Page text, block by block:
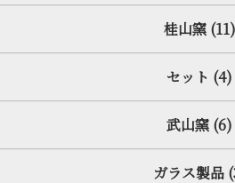
桂山窯 (11)
セット (4)
武山窯 (6)
ガラス製品